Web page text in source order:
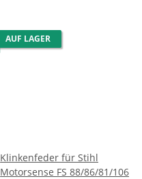
AUF LAGER
Klinkenfeder für Stihl
Motorsense FS 88/86/81/106